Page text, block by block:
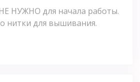
НУЖНО для начала работы.
нитки для вышивания.